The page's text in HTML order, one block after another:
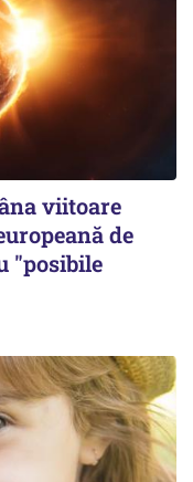
viitoare
de
"posibile